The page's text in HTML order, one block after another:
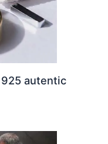
autentic